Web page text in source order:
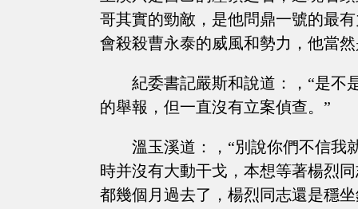
哥其實的勁敵，是他問鼎一號的最
會殺殺曹永泰的威風和勢力，他當
紀委書記嚴斯和說道：，“是不
的舉報，但一直沒有立案偵查。”
溫玉溪道：，“別說你們不信我
時并沒有大動干戈，本想等著楊烈
都幾個月過去了，楊烈同志還是穩